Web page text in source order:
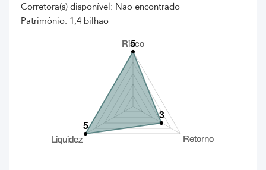
Corretora(s) disponível: Não encontrado
Patrimônio: 1,4 bilhão